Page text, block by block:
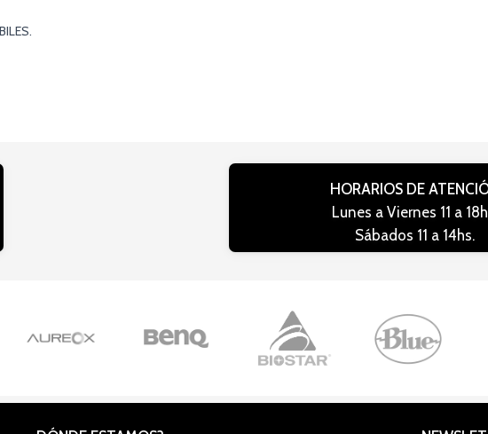
HORARIOS DE
Lunes a Viernes 11 a
Sábados 11 a 14hs.